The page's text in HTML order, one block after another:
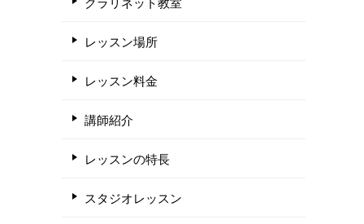
レッスン場所
レッスン料金
講師紹介
レッスンの特長
スタジオレッスン